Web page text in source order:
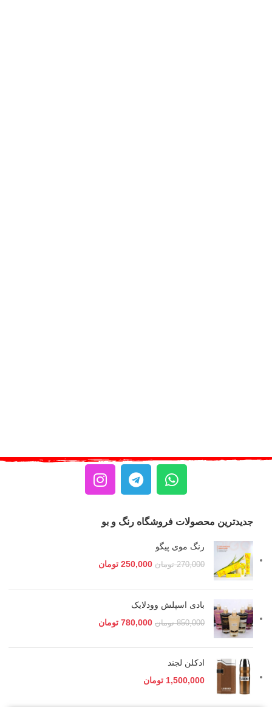
جدیدترین محصولات فروشگاه رنگ و بو
رنگ موی پیگو
270,000 تومان 250,000 تومان
بادی اسپلش وودلایک
850,000 تومان 780,000 تومان
ادکلن لجند
1,500,000 تومان